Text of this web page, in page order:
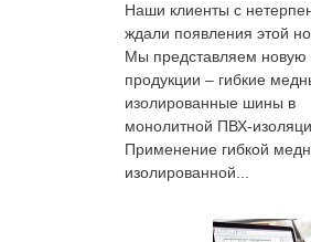
Наши клиенты с
ждали появления этой
Мы представляем новую
продукции – гибкие
изолированные шины в
монолитной ПВХ-
Применение гибкой
изолированной...